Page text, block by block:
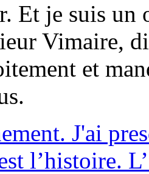
Et je suis
Vimaire,
et
J'ai
l’histoire.